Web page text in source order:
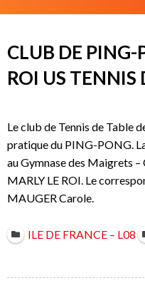
CLUB DE PING-
ROI US TENNIS
Le club de Tennis de Table
pratique du PING-PONG.
au Gymnase des Maigrets
MARLY LE ROI. Le
MAUGER Carole.
ILE DE FRANCE – L08